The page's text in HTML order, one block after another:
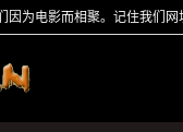
因为电影而相聚。记住我们